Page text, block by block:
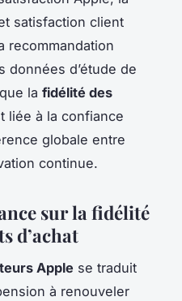
satisfaction client
recommandation
données d’étude de
la fidélité des
liée à la confiance
globale entre
continue.
sur la fidélité
d’achat
Apple se traduit
à renouveler